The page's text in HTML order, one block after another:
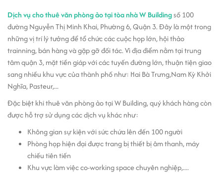
Dịch vụ cho thuê văn phòng ảo tại tòa nhà W Buildingsố 100
đường Nguyễn Thị Minh Khai, Phường 6, Quận 3. Đây là một trong
những vị trí lý tưởng để tổ chức các cuộc họp lớn, hội thảo
trainning, bán hàng và gặp gỡ đối tác. Vì địa điểm nằm tại trung
tâm quận 3, mặt tiền giáp với các tuyến đường lớn, thuận tiện giao
sang nhiều khu vực của thành phố như: Hai Bà Trưng,Nam Kỳ Khởi
Nghĩa, Pasteur,...
Đặc biệt khi thuê văn phòng ảo tại W Building, quý khách hàng còn
được hỗ trợ sử dụng các dịch vụ khác như:
Không gian sự kiện với sức chứa lên đến 100 người
Phòng họp hiện đại được trang bị thiết bị âm thanh, máy
chiếu tiên tiến
Khu vực làm việc co-working space chuyên nghiệp,....